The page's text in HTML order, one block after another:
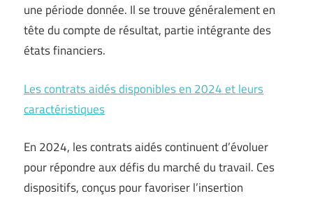
une période donnée. Il se trouve généralement en
tête du compte de résultat, partie intégrante des
états financiers.
Les contrats aidés disponibles en 2024 et leurs
caractéristiques
En 2024, les contrats aidés continuent d’évoluer
pour répondre aux défis du marché du travail. Ces
dispositifs, conçus pour favoriser l’insertion